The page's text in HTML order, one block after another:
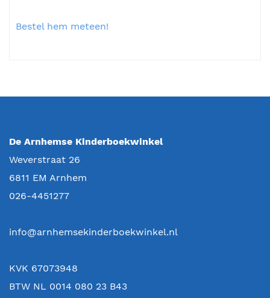
Bestel hem meteen!
De Arnhemse Kinderboekwinkel
Weverstraat 26
6811 EM Arnhem
026-4451277
info@arnhemsekinderboekwinkel.nl
KVK 67073948
BTW NL 0014 080 23 B43